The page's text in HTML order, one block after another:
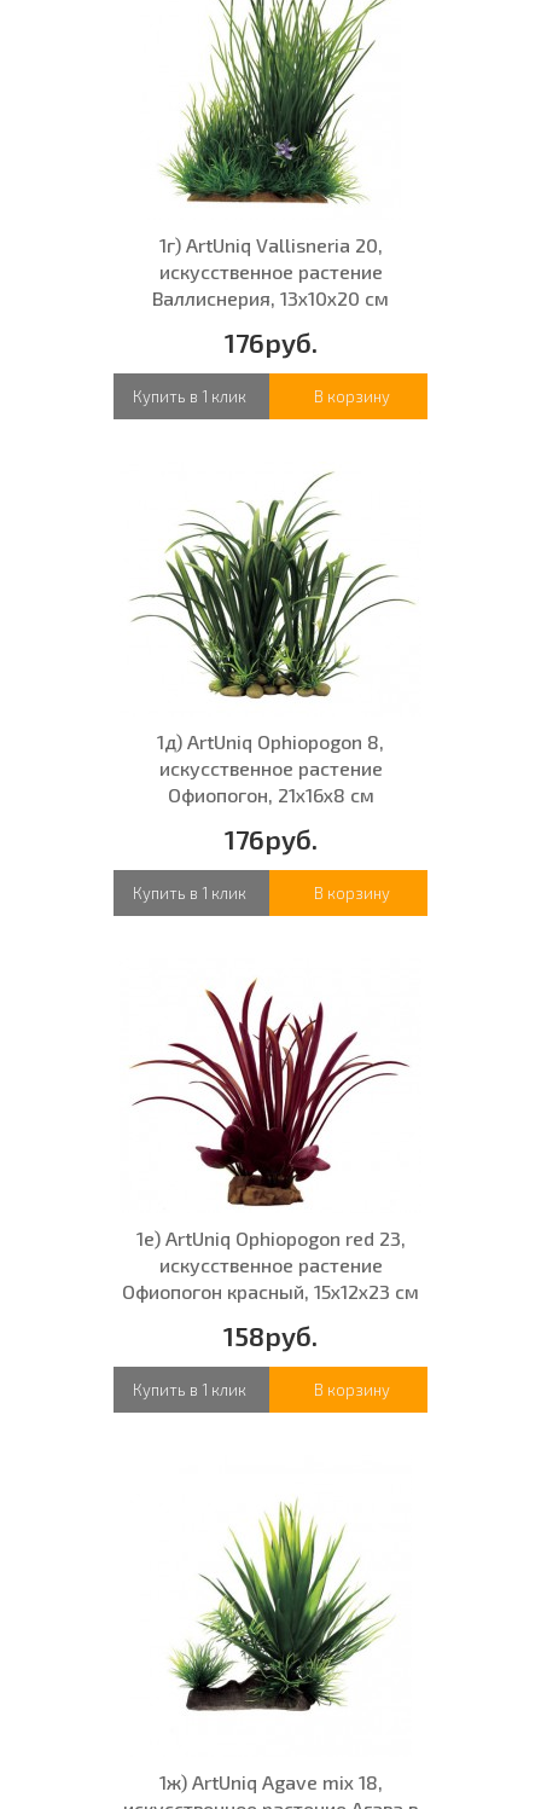
1г) ArtUniq Vallisneria 20,
искусственное растение
Валлиснерия, 13x10x20 см
176руб.
Купить в 1 клик В корзину
1д) ArtUniq Ophiopogon 8,
искусственное растение
Офиопогон, 21x16x8 см
176руб.
Купить в 1 клик В корзину
1е) ArtUniq Ophiopogon red 23,
искусственное растение
Офиопогон красный, 15x12x23 см
158руб.
Купить в 1 клик В корзину
1ж) ArtUniq Agave mix 18,